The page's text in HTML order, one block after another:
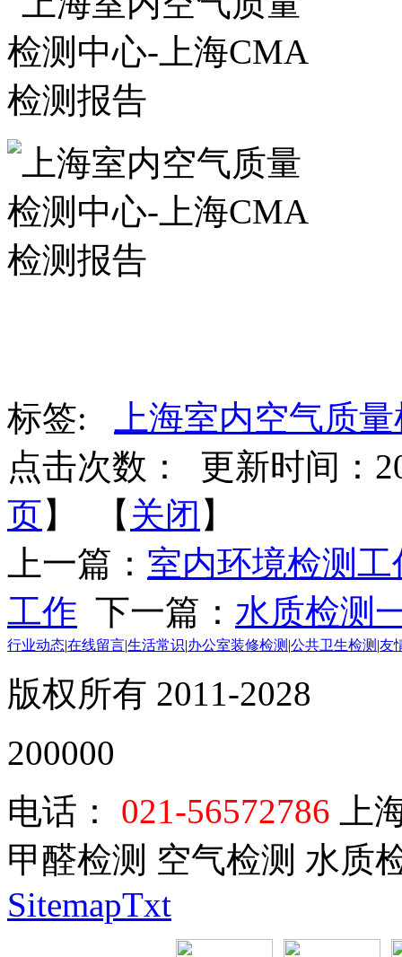
标签:
上海室内空气质
点击次数：
更新时间：
页】 【 关闭 】
上一篇： 室内环境检测
工作 下一篇： 水质检测
行业动态在线留言生活常识 办公室装修检测 公共卫生检测 友
版权所有 2011-2028
200000
电话：
021-56572786 上
甲醛检测 空气检测 水质
SitemapTxt